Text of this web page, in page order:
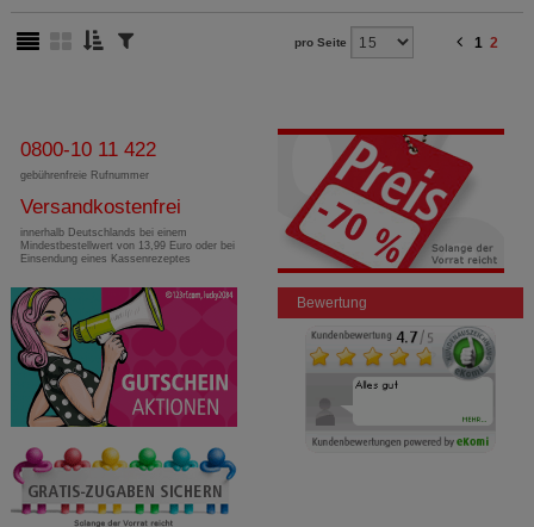
pro Seite 1 2
0800-10 11 422
gebührenfreie Rufnummer
Versandkostenfrei
innerhalb Deutschlands bei einem
Mindestbestellwert von 13,99 Euro oder bei
Einsendung eines Kassenrezeptes
Bewertung